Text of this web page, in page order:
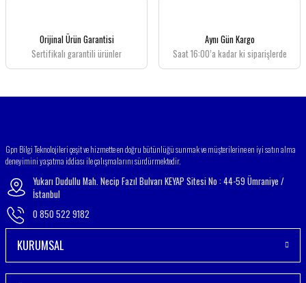
Ürün fiyatı diğer sitelerden daha pahalı.
Bu ürüne benzer farklı alternatifler olmalı.
Orijinal Ürün Garantisi
Sertifikalı garantili ürünler
Aynı Gün Kargo
Saat 16:00’a kadar ki siparişlerde
Gpn Bilgi Teknolojileri çeşit ve hizmette en doğru bütünlüğü sunmak ve müşterilerine en iyi satın alma
deneyimini yaşatma iddiası ile çalışmalarını sürdürmektedir.
Yukarı Dudullu Mah. Necip Fazıl Bulvarı KEYAP Sitesi No : 44-59 Ümraniye /
İstanbul
0 850 522 9182
KURUMSAL